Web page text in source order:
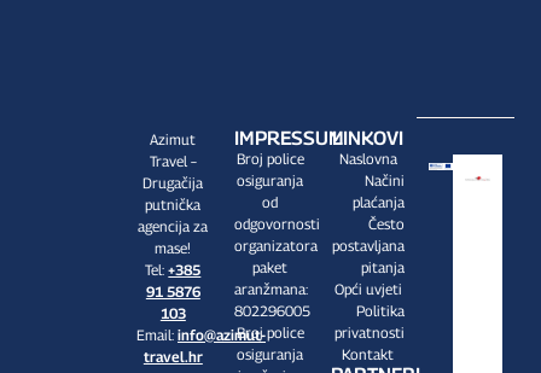
Azimut
Travel –
Drugačija
putnička
agencija za
mase!
Tel:+385
91 5876
103
Email:info@azimut-
travel.hr
IMPRESSUM
Broj police
osiguranja
od
odgovornosti
organizatora
paket
aranžmana:
802296005
Broj police
osiguranja
LINKOVI
Naslovna
Načini
plaćanja
Često
postavljana
pitanja
Opći uvjeti
Politika
privatnosti
Kontakt